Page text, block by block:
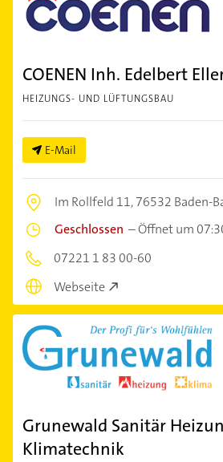
COENEN Inh. Edelbert
HEIZUNGS- UND LÜFTUNGSBAU
E-Mail
Im Rollfeld 11,76532 Baden-
Geschlossen –Öffnet um
07221 1 83 00-60
Webseite
Grunewald Sanitär
Klimatechnik